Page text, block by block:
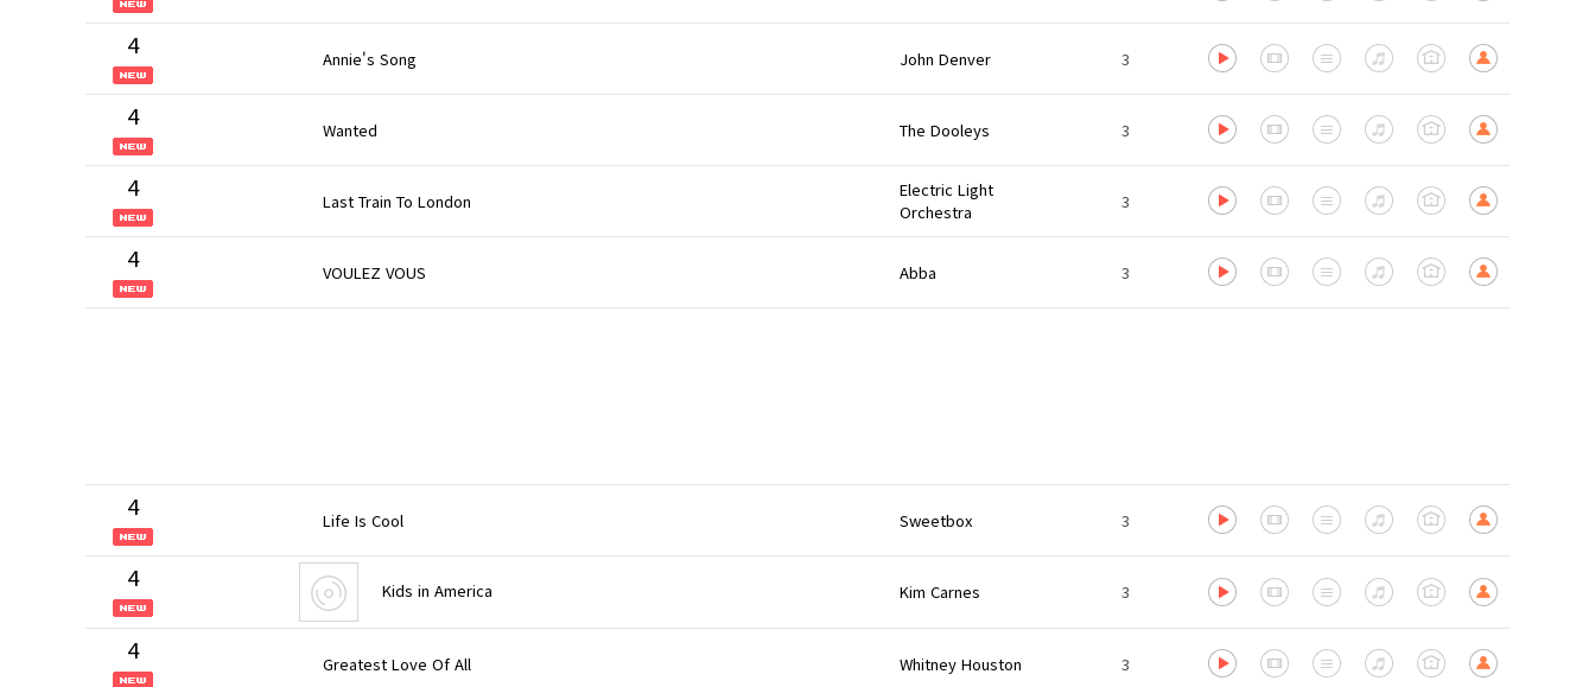
4 Annie's Song John Denver 3
4 Wanted The Dooleys 3
4 Last Train To London
Electric Light
Orchestra
3
4 VOULEZ VOUS Abba 3
4 Life Is Cool Sweetbox 3
4 Kids in America Kim Carnes 3
4 Greatest Love Of All Whitney Houston 3